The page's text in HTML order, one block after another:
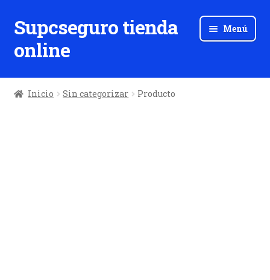
Ir
a
la
Ir
al
contenido
Supcseguro tienda
online
Menú
Inicio Sin categorizar Producto